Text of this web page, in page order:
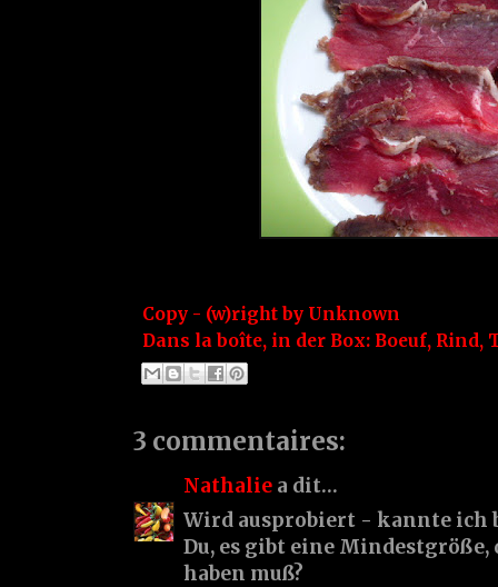
Copy - (w)right by Unknown
Dans la boîte, in der Box: Boeuf, Rind,
3 commentaires:
Nathalie a dit…
Wird ausprobiert - kannte ich
Du, es gibt eine Mindestgröße,
haben muß?